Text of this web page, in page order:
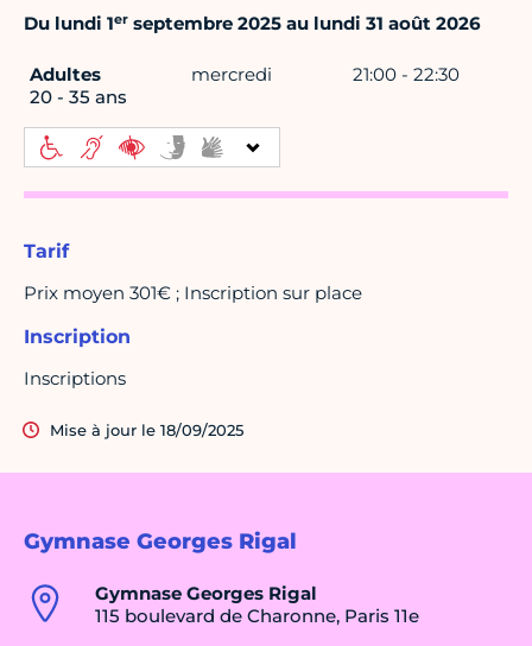
Gymnase Georges Rigal
Gymnase Georges Rigal
115 boulevard de Charonne, Paris 11e
Du lundi 1er septembre 2025 au lundi 31 août 2026
Adultes
20 - 35 ans
mercredi 21:00 - 22:30
Tarif
Prix moyen 301€ ; Inscription sur place
Inscription
Inscriptions
Mise à jour le 18/09/2025